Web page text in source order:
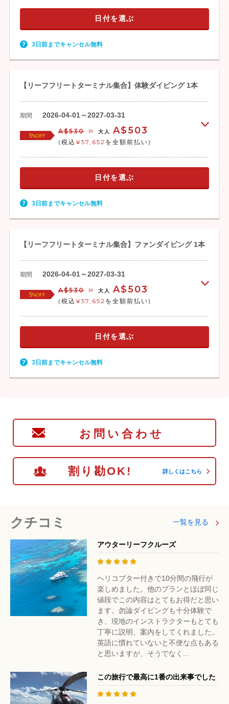
日付を選ぶ
3日前までキャンセル無料
【リーフフリートターミナル集合】体験ダイビング 1本
期間 2026-04-01～2027-03-31
5%OFF
A$530 大人 A$503
(税込 ¥57,652 を全額前払い)
日付を選ぶ
3日前までキャンセル無料
【リーフフリートターミナル集合】ファンダイビング 1本
期間 2026-04-01～2027-03-31
5%OFF
A$530 大人 A$503
(税込 ¥57,652 を全額前払い)
日付を選ぶ
3日前までキャンセル無料
お問い合わせ
割り勘OK! 詳しくはこちら
クチコミ 一覧を見る
アウターリーフクルーズ
ヘリコプター付きで10分間の飛行が
楽しめました。他のプランとほぼ同じ
値段でこの内容はとてもお得だと思い
ます。勿論ダイビングも十分体験で
き、現地のインストラクターもとても
丁寧に説明、案内をしてくれました。
英語に慣れていないと不便な点もある
と思いますが、そうでなく...
この旅行で最高に1番の出来事でした